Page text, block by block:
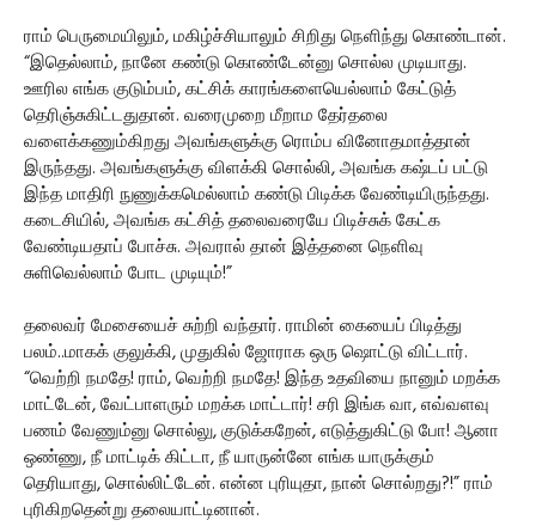
ராம் பெருமையிலும், மகிழ்ச்சியாலும் சிறிது நெளிந்து கொண்டான்.
“இதெல்லாம், நானே கண்டு கொண்டேன்னு சொல்ல முடியாது.
ஊரில எங்க குடும்பம், கட்சிக் காரங்களையெல்லாம் கேட்டுத்
தெரிஞ்சுகிட்டதுதான். வரைமுறை மீறாம தேர்தலை
வளைக்கணும்கிறது அவங்களுக்கு ரொம்ப வினோதமாத்தான்
இருந்தது. அவங்களுக்கு விளக்கி சொல்லி, அவங்க கஷ்டப் பட்டு
இந்த மாதிரி நுணுக்கமெல்லாம் கண்டு பிடிக்க வேண்டியிருந்தது.
கடைசியில், அவங்க கட்சித் தலைவரையே பிடிச்சுக் கேட்க
வேண்டியதாப் போச்சு. அவரால் தான் இத்தனை நெளிவு
சுளிவெல்லாம் போட முடியும்!”
தலைவர் மேசையைச் சுற்றி வந்தார். ராமின் கையைப் பிடித்து
பலம்..மாகக் குலுக்கி, முதுகில் ஜோராக ஒரு ஷொட்டு விட்டார்.
“வெற்றி நமதே! ராம், வெற்றி நமதே! இந்த உதவியை நானும் மறக்க
மாட்டேன், வேட்பாளரும் மறக்க மாட்டார்! சரி இங்க வா, எவ்வளவு
பணம் வேணும்னு சொல்லு, குடுக்கறேன், எடுத்துகிட்டு போ! ஆனா
ஒண்ணு, நீ மாட்டிக் கிட்டா, நீ யாருன்னே எங்க யாருக்கும்
தெரியாது, சொல்லிட்டேன். என்ன புரியுதா, நான் சொல்றது?!” ராம்
புரிகிறதென்று தலையாட்டினான்.